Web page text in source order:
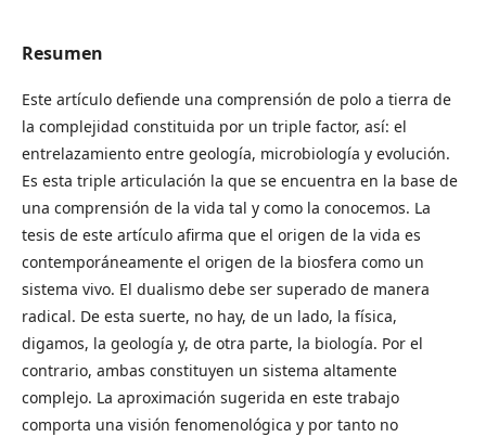
Resumen
Este artículo defiende una comprensión de polo a tierra de
la complejidad constituida por un triple factor, así: el
entrelazamiento entre geología, microbiología y evolución.
Es esta triple articulación la que se encuentra en la base de
una comprensión de la vida tal y como la conocemos. La
tesis de este artículo afirma que el origen de la vida es
contemporáneamente el origen de la biosfera como un
sistema vivo. El dualismo debe ser superado de manera
radical. De esta suerte, no hay, de un lado, la física,
digamos, la geología y, de otra parte, la biología. Por el
contrario, ambas constituyen un sistema altamente
complejo. La aproximación sugerida en este trabajo
comporta una visión fenomenológica y por tanto no